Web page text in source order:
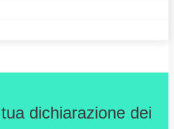
dichiarazione dei